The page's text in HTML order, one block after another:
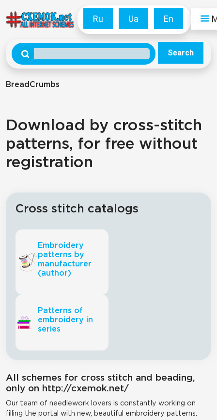
Ru Ua En
Search
BreadCrumbs
Download by cross-stitch
patterns, for free without
registration
Cross stitch catalogs
Embroidery
patterns by
manufacturer
(author)
Patterns of
embroidery in
series
All schemes for cross stitch and beading,
only on http://cxemok.net/
Our team of needlework lovers is constantly working on
filling the portal with new, beautiful embroidery patterns.